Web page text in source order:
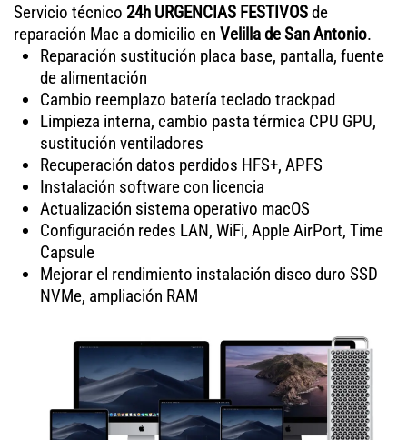
Servicio técnico 24h URGENCIAS FESTIVOSde
reparación Mac a domicilio en Velilla de San Antonio.
Reparación sustitución placa base, pantalla, fuente
de alimentación
Cambio reemplazo batería teclado trackpad
Limpieza interna, cambio pasta térmica CPU GPU,
sustitución ventiladores
Recuperación datos perdidos HFS+, APFS
Instalación software con licencia
Actualización sistema operativo macOS
Configuración redes LAN, WiFi, Apple AirPort, Time
Capsule
Mejorar el rendimiento instalación disco duro SSD
NVMe, ampliación RAM